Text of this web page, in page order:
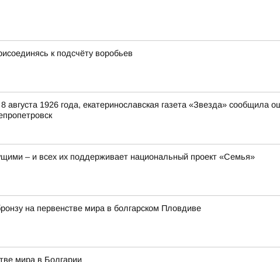
к подсчёту воробьев
1926 года, екатеринославская газета «Звезда» сообщила
– и всех их поддерживает национальный проект «Семья»
на первенстве мира в болгарском Пловдиве
мира в Болгарии